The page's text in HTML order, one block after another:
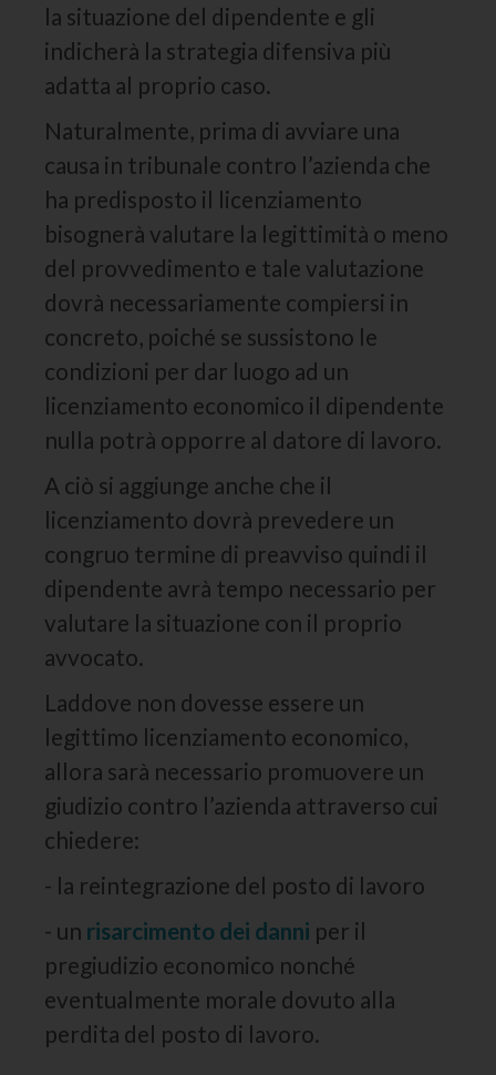
la situazione del dipendente e gli
indicherà la strategia difensiva più
adatta al proprio caso.
Naturalmente, prima di avviare una
causa in tribunale contro l’azienda che
ha predisposto il licenziamento
bisognerà valutare la legittimità o meno
del provvedimento e tale valutazione
dovrà necessariamente compiersi in
concreto, poiché se sussistono le
condizioni per dar luogo ad un
licenziamento economico il dipendente
nulla potrà opporre al datore di lavoro.
A ciò si aggiunge anche che il
licenziamento dovrà prevedere un
congruo termine di preavviso quindi il
dipendente avrà tempo necessario per
valutare la situazione con il proprio
avvocato.
Laddove non dovesse essere un
legittimo licenziamento economico,
allora sarà necessario promuovere un
giudizio contro l’azienda attraverso cui
chiedere:
- la reintegrazione del posto di lavoro
- un risarcimento dei danni per il
pregiudizio economico nonché
eventualmente morale dovuto alla
perdita del posto di lavoro.